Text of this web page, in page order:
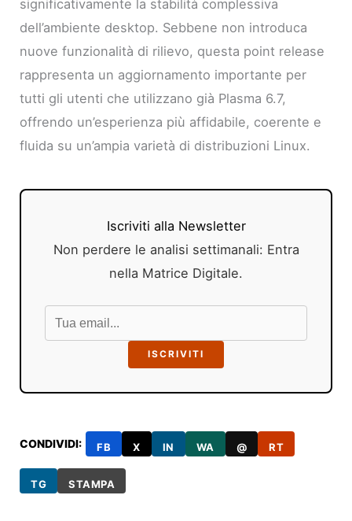
significativamente la stabilità complessiva
dell’ambiente desktop. Sebbene non introduca
nuove funzionalità di rilievo, questa point release
rappresenta un aggiornamento importante per
tutti gli utenti che utilizzano già Plasma 6.7,
offrendo un’esperienza più affidabile, coerente e
fluida su un’ampia varietà di distribuzioni Linux.
Iscriviti alla Newsletter
Non perdere le analisi settimanali: Entra
nella Matrice Digitale.
ISCRIVITI
CONDIVIDI: FB X IN WA @ RT
TG STAMPA